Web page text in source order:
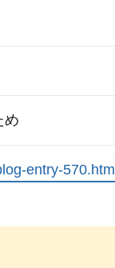
め
entry-570.html